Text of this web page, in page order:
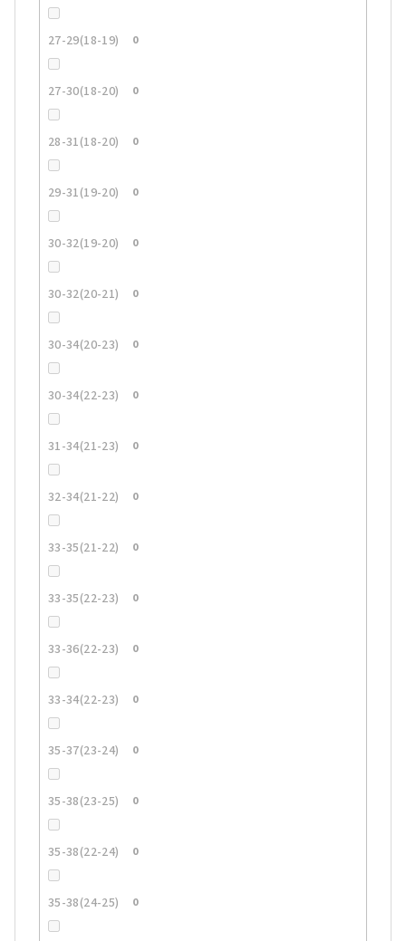
27-29(18-19) 0
27-30(18-20) 0
28-31(18-20) 0
29-31(19-20) 0
30-32(19-20) 0
30-32(20-21) 0
30-34(20-23) 0
30-34(22-23) 0
31-34(21-23) 0
32-34(21-22) 0
33-35(21-22) 0
33-35(22-23) 0
33-36(22-23) 0
33-34(22-23) 0
35-37(23-24) 0
35-38(23-25) 0
35-38(22-24) 0
35-38(24-25) 0